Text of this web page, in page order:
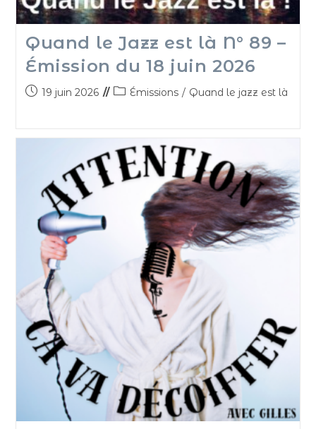
Quand le Jazz est là N° 89 –
Émission du 18 juin 2026
19 juin 2026 Émissions / Quand le jazz est là